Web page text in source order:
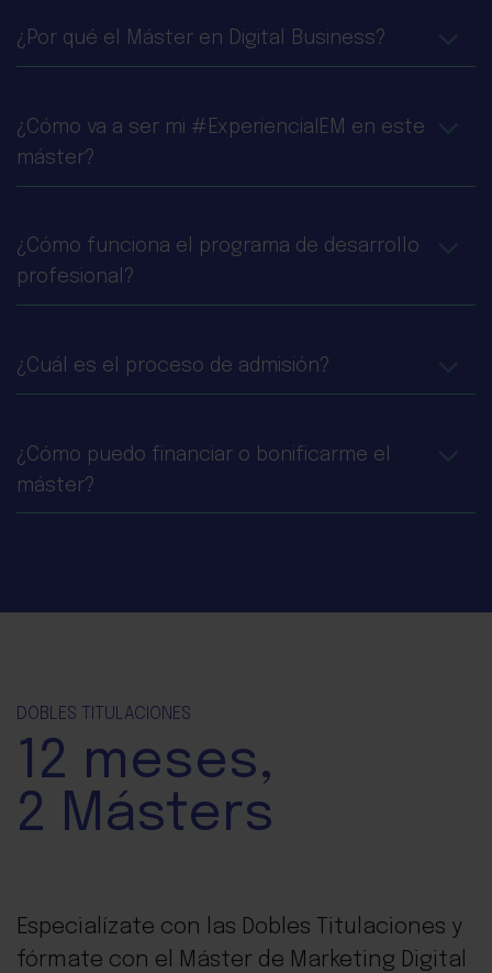
¿Por qué el Máster en Digital Business?
¿Cómo va a ser mi #ExperienciaIEM en este
máster?
¿Cómo funciona el programa de desarrollo
profesional?
¿Cuál es el proceso de admisión?
¿Cómo puedo financiar o bonificarme el
máster?
DOBLES TITULACIONES
12 meses,
2 Másters
Especialízate con las Dobles Titulaciones y
fórmate con el Máster de Marketing Digital